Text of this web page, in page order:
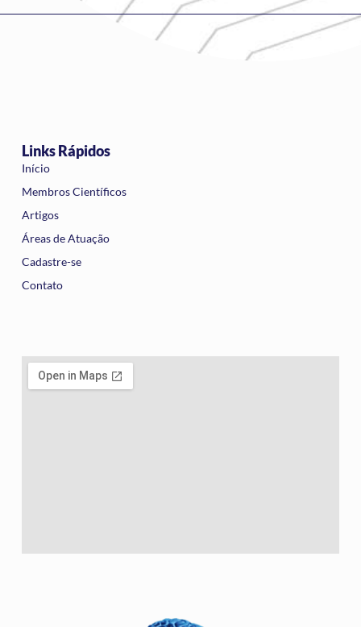
Links Rápidos
Início
Membros Científicos
Artigos
Áreas de Atuação
Cadastre-se
Contato